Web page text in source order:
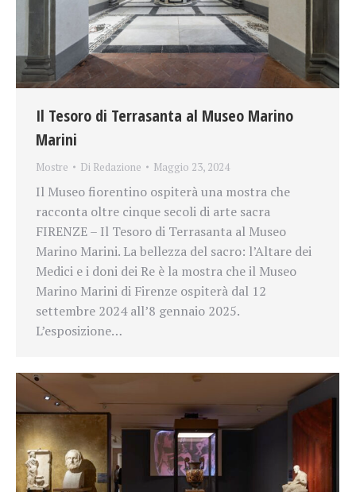
Il Tesoro di Terrasanta al Museo Marino
Marini
Mostre Di Redazione Maggio 23, 2024
Il Museo fiorentino ospiterà una mostra che
racconta oltre cinque secoli di arte sacra
FIRENZE – Il Tesoro di Terrasanta al Museo
Marino Marini. La bellezza del sacro: l’Altare dei
Medici e i doni dei Re è la mostra che il Museo
Marino Marini di Firenze ospiterà dal 12
settembre 2024 all’8 gennaio 2025.
L’esposizione…